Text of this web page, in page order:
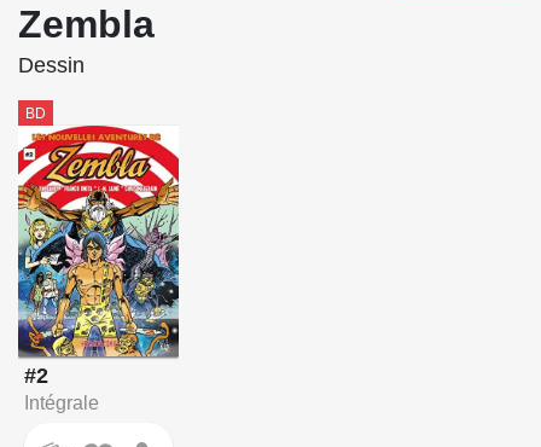
Zembla
Dessin
BD
#2
Intégrale